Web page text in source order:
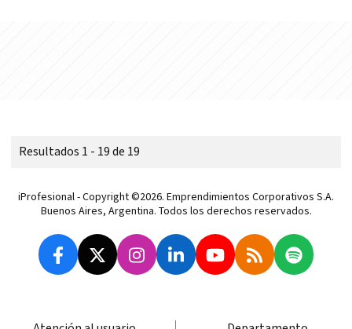
Resultados 1 - 19 de 19
iProfesional - Copyright ©2026. Emprendimientos Corporativos S.A.
Buenos Aires, Argentina. Todos los derechos reservados.